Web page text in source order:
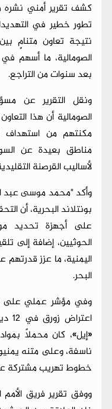
تطور خطير في
نتيجة تعاون متنامٍ
الصومالية، ما أسهم
بعد سنوات من التراجع.
ونقل التقرير عن
الصومالية أن هذا
مكنتهم من استهداف
مناطق بعيدة عن
لأساليب القرصنة
وأكد "محمد موسى عبد
بونتلاند البحرية، أن
الحوثيين، إضافة إلى
اليمنية، ما عزز
البحر.
وفي مؤشر عملي على
«إيل»، كان محملاً
ناسفة، وعلى متنه
خطوط تهريب مشتركة